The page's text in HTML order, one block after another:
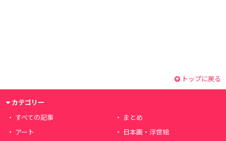
トップに戻る
カテゴリー
すべての記事
まとめ
アート
日本画・浮世絵